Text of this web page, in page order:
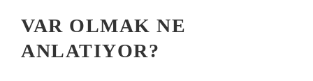
VAR OLMAK NE
ANLATIYOR?